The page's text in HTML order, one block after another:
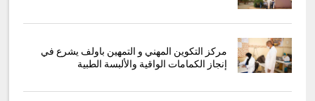
مركز التكوين المهني و التمهين باولف يشرع في
إنجاز الكمامات الواقية والألبسة الطبية